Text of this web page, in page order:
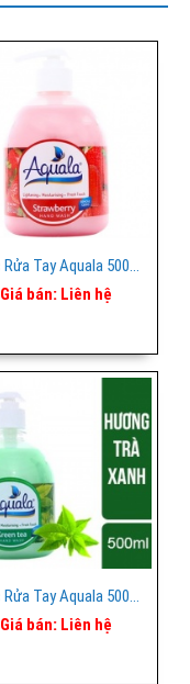
Nước Rửa Tay Aquala 500ml Hồng Dâu
Giá bán: Liên hệ
Nước Rửa Tay Aquala 500ml Trà Xanh
Giá bán: Liên hệ